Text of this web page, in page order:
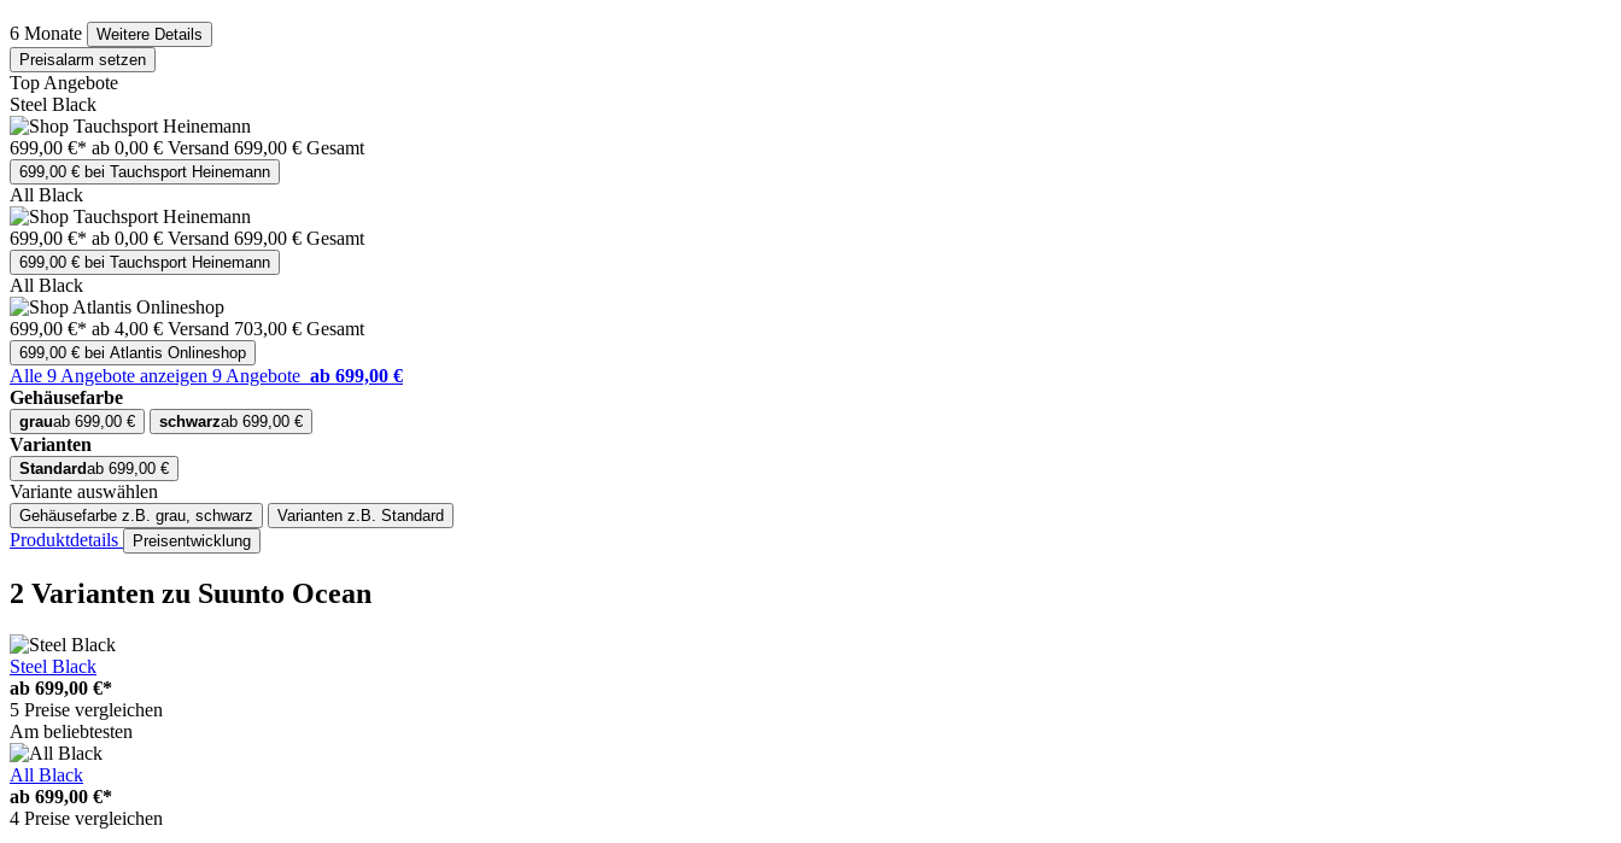
6 Monate
Weitere Details
Preisalarm setzen
Top Angebote
Steel Black
699,00 €* ab 0,00 € Versand 699,00 € Gesamt
699,00 € bei Tauchsport Heinemann
All Black
699,00 €* ab 0,00 € Versand 699,00 € Gesamt
699,00 € bei Tauchsport Heinemann
All Black
699,00 €* ab 4,00 € Versand 703,00 € Gesamt
699,00 € bei Atlantis Onlineshop
Alle 9 Angebote anzeigen 9 Angebote ab 699,00 €
Gehäusefarbe
grauab 699,00 € schwarzab 699,00 €
Varianten
Standardab 699,00 €
Variante auswählen
Gehäusefarbe z.B. grau, schwarz Varianten z.B. Standard
Produktdetails Preisentwicklung
2 Varianten zu Suunto Ocean
Steel Black
ab 699,00 €*
5 Preise vergleichen
Am beliebtesten
All Black
ab 699,00 €*
4 Preise vergleichen